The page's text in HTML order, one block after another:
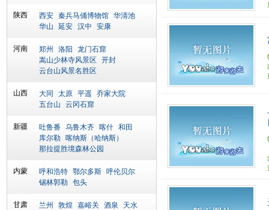
陕西 西安 秦兵马俑博物馆 华清池
华山
延安 汉中 安康
河南 郑州 洛阳
龙门石窟
嵩山少林寺风景区
开封
云台山风景名胜区
山西 大同 太原 平遥
乔家大院
五台山
云冈石窟
新疆 吐鲁番 乌鲁木齐 喀什 和田
库尔勒 喀纳斯（哈纳斯）
那拉提胜境森林公园
内蒙 呼和浩特 鄂尔多斯 呼伦贝尔
锡林郭勒 包头
甘肃 兰州 敦煌 嘉峪关 酒泉
天水